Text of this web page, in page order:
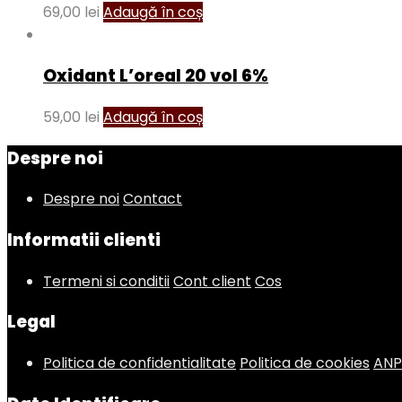
69,00 lei Adaugă în coș
Oxidant L’oreal 20 vol 6%
59,00 lei Adaugă în coș
Despre noi
Despre noiContact
Informatii clienti
Termeni si conditiiCont client Cos
Legal
Politica de confidentialitate Politica de cookies